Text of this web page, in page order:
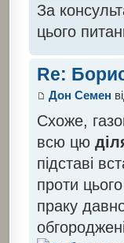
За
цього
Re:
Дон Семен
Схоже,
всю цю
підставі
проти
праку